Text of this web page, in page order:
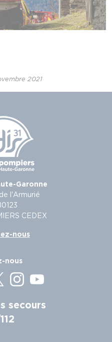
2021
Garonne
l'Armurié
CEDEX
nous
nous
secours